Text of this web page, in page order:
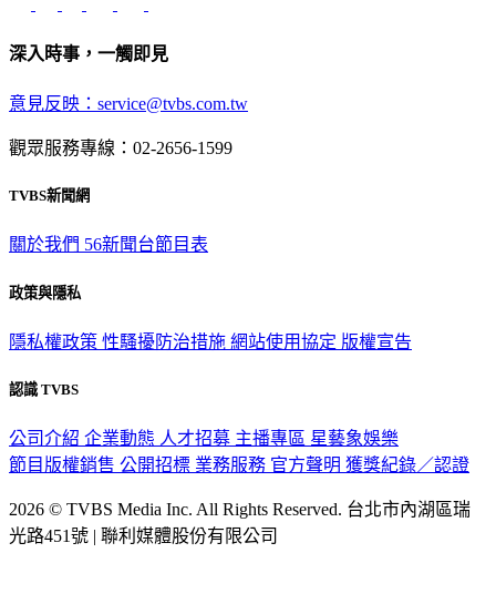
深入時事，一觸即見
意見反映：service@tvbs.com.tw
觀眾服務專線：02-2656-1599
TVBS新聞網
關於我們 56新聞台節目表
政策與隱私
隱私權政策 性騷擾防治措施 網站使用協定 版權宣告
認識 TVBS
公司介紹 企業動態 人才招募 主播專區 星藝象娛樂
節目版權銷售 公開招標 業務服務 官方聲明 獲獎紀錄／認證
2026 © TVBS Media Inc. All Rights Reserved. 台北市內湖區瑞
光路451號 | 聯利媒體股份有限公司